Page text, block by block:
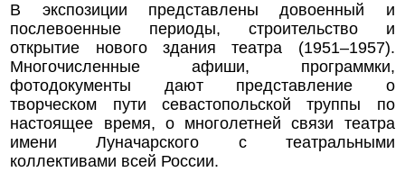
В экспозиции представлены довоенный и
послевоенные периоды, строительство и
открытие нового здания театра (1951–1957).
Многочисленные афиши, программки,
фотодокументы дают представление о
творческом пути севастопольской труппы по
настоящее время, о многолетней связи театра
имени Луначарского с театральными
коллективами всей России.